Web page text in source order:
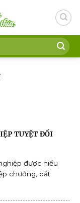
TUYỆT ĐỐI
được hiểu
chướng, bắt